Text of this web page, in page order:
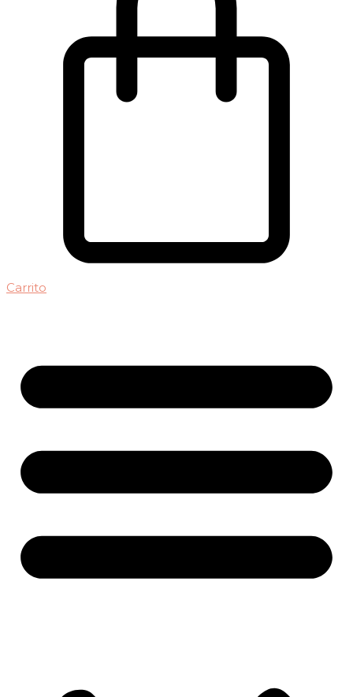
Carrito